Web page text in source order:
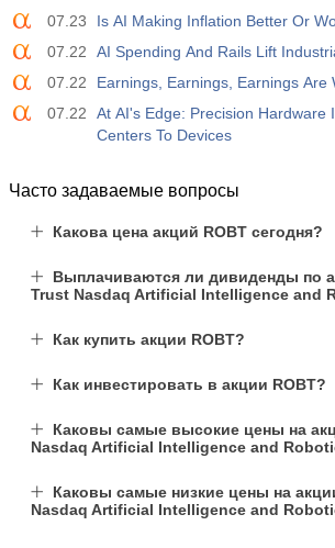
07.23
Is AI Making Inflation Better Or
07.22
AI Spending And Rails Lift
07.22
Earnings, Earnings, Earnings Are
07.22
At AI's Edge: Precision Hardware
Centers To Devices
Часто задаваемые вопросы
Какова цена акций ROBT сегодня?
Выплачиваются ли дивиденды по
Trust Nasdaq Artificial Intelligence and
Как купить акции ROBT?
Как инвестировать в акции ROBT?
Каковы самые высокие цены на
Nasdaq Artificial Intelligence and
Каковы самые низкие цены на
Nasdaq Artificial Intelligence and